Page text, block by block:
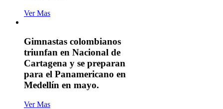
Ver Mas
Gimnastas colombianos
triunfan en Nacional de
Cartagena y se preparan
para el Panamericano en
Medellín en mayo.
Ver Mas